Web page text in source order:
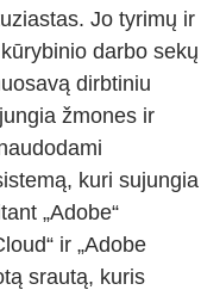
Jo tyrimų ir
darbo sekų
dirbtiniu
žmones ir
kuri sujungia
„Adobe“
ir „Adobe
srautą, kuris